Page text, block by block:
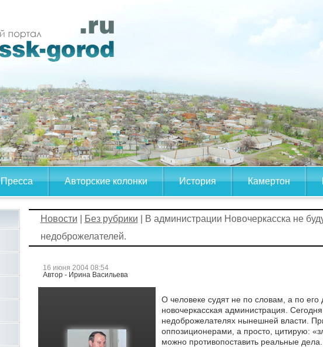
Пресса Авторские колонки История Камертон
Новости Без рубрики | В администрации Новочеркасска не
недоброжелателей.
16 июня 2004 08:54
Автор - Ирина Васильева
О человеке судят не по словам, а по
новочеркасская администрация.
недоброжелателях нынешней власти.
оппозиционерами, а просто, цитирую:
можно противопоставить реальные